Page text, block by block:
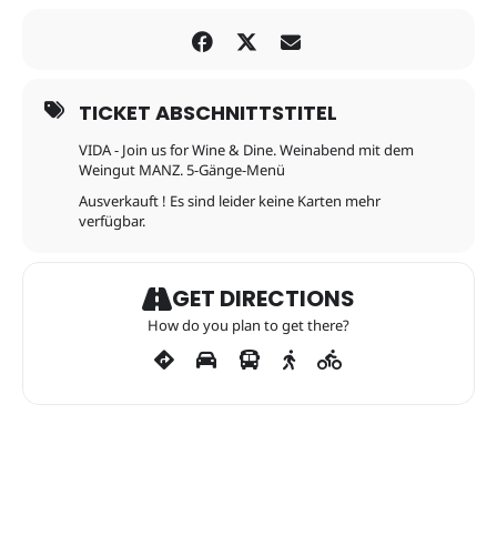
TICKET ABSCHNITTSTITEL
VIDA - Join us for Wine & Dine. Weinabend mit dem
Weingut MANZ. 5-Gänge-Menü
Ausverkauft ! Es sind leider keine Karten mehr
verfügbar.
GET DIRECTIONS
How do you plan to get there?